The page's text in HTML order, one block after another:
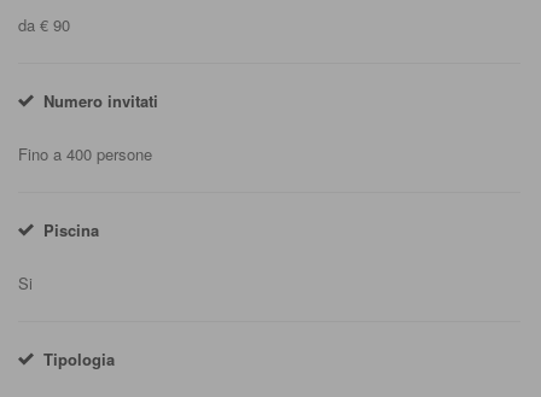
da € 90
Numero invitati
Fino a 400 persone
Piscina
Si
Tipologia